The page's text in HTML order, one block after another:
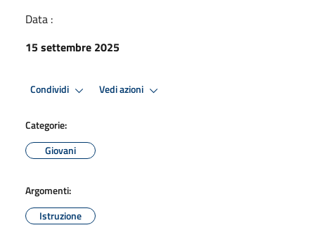
Data :
15 settembre 2025
Condividi Vedi azioni
Categorie:
Giovani
Argomenti:
Istruzione